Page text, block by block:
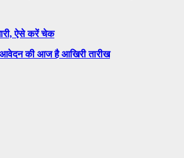
ऐसे करें चेक
की आज है आखिरी तारीख